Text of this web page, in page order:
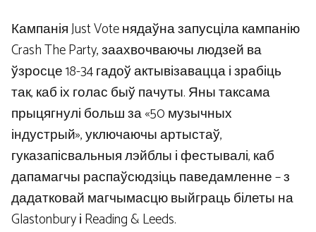
Кампанія Just Vote нядаўна запусціла кампанію
Crash The Party, заахвочваючы людзей ва
ўзросце 18-34 гадоў актывізавацца і зрабіць
так, каб іх голас быў пачуты. Яны таксама
прыцягнулі больш за «50 музычных
індустрый», уключаючы артыстаў,
гуказапісвальныя лэйблы і фестывалі, каб
дапамагчы распаўсюдзіць паведамленне – з
дадатковай магчымасцю выйграць білеты на
Glastonbury і Reading & Leeds.